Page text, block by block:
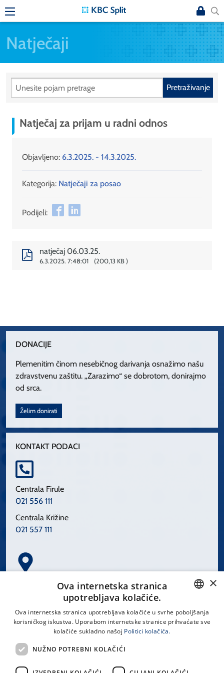
Natječaji
Pretraživanje
Natječaj za prijam u radni odnos
Objavljeno: 6.3.2025. - 14.3.2025.
Kategorija: Natječaji za posao
Podijeli:
natječaj 06.03.25.
6.3.2025. 7:48:01 200,13 KB
DONACIJE
Plemenitim činom nesebičnog darivanja osnažimo našu
zdravstvenu zaštitu. „Zarazimo“ se dobrotom, donirajmo
od srca.
Želim donirati
KONTAKT PODACI
Centrala Firule
021 556 111
Centrala Križine
021 557 111
Spinčićeva 1, 21000 Split
CROATIAN
×
Ova internetska stranica
upotrebljava kolačiće.
Ova internetska stranica upotrebljava kolačiće u svrhe poboljšanja
korisničkog iskustva. Uporabom internetske stranice prihvaćate sve
kolačiće sukladno našoj Politici kolačića.
NUŽNO POTREBNI KOLAČIĆI